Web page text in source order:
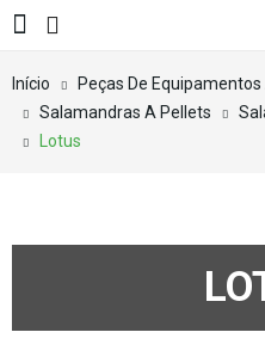
Início Peças De
Salamandras A Pellets
Lotus